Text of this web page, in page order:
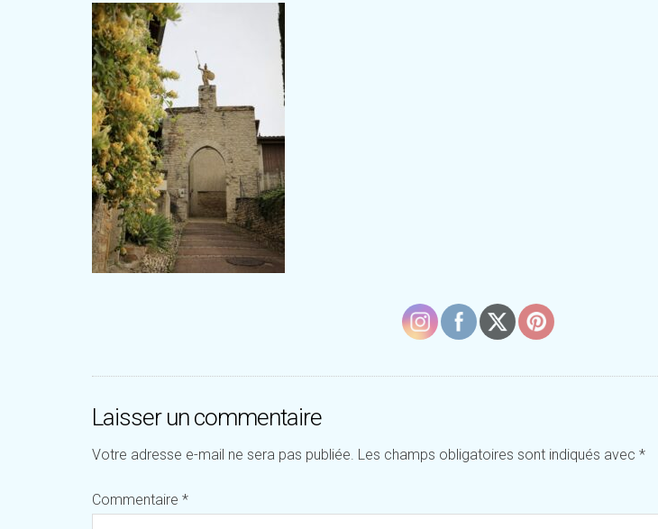
Laisser un commentaire
Votre adresse e-mail ne sera pas publiée. Les champs obligatoires sont indiqués avec *
Commentaire *